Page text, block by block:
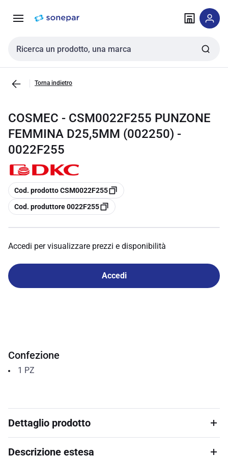
navigazione alla
Cerca input
Torna indietro
COSMEC - CSM0022F255 PUNZONE
FEMMINA D25,5MM (002250) -
0022F255
copia
Cod. prodotto CSM0022F255
copia
Cod. produttore 0022F255
Accedi per visualizzare prezzi e disponibilità
Accedi
Confezione
1 PZ
Dettaglio prodotto
Descrizione estesa